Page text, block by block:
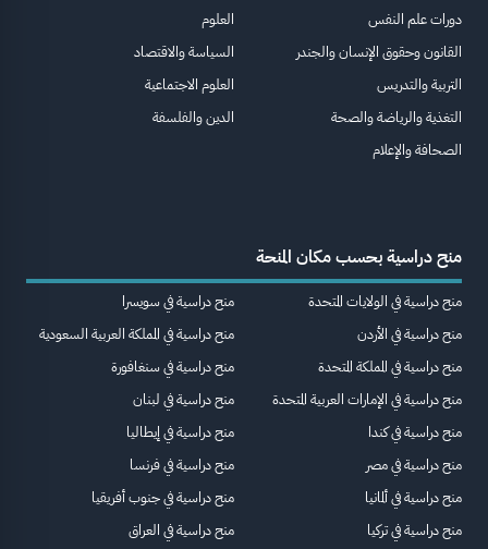
دورات علم النفس
القانون وحقوق الإنسان والجندر
التربية والتدريس
التغذية والرياضة والصحة
الصحافة والإعلام
العلوم
السياسة والاقتصاد
العلوم الاجتماعية
الدين والفلسفة
منح دراسية بحسب مكان المنحة
منح دراسية في الولايات المتحدة
منح دراسية في الأردن
منح دراسية في المملكة المتحدة
منح دراسية في الإمارات العربية المتحدة
منح دراسية في كندا
منح دراسية في مصر
منح دراسية في ألمانيا
منح دراسية في تركيا
منح دراسية في سويسرا
منح دراسية في المملكة العربية السعودية
منح دراسية في سنغافورة
منح دراسية في لبنان
منح دراسية في إيطاليا
منح دراسية في فرنسا
منح دراسية في جنوب أفريقيا
منح دراسية في العراق